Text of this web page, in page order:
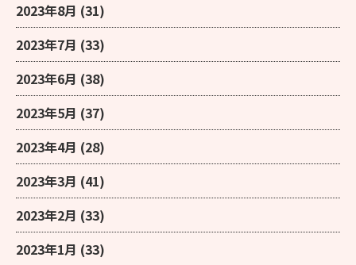
2023年8月 (31)
2023年7月 (33)
2023年6月 (38)
2023年5月 (37)
2023年4月 (28)
2023年3月 (41)
2023年2月 (33)
2023年1月 (33)